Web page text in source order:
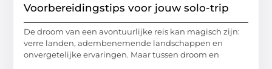
Voorbereidingstips voor jouw solo-trip
De droom van een avontuurlijke reis kan magisch zijn:
verre landen, adembenemende landschappen en
onvergetelijke ervaringen. Maar tussen droom en